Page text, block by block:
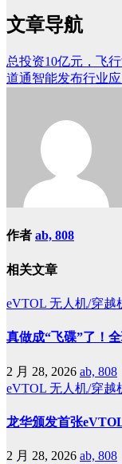
文章导航
总投资10亿元，飞
道通智能发布行业
作者 ab, 808
相关文章
eVTOL 无人机/穿越
真做成“飞碟”了！
2 月 28, 2026 ab, 808
eVTOL 无人机/穿越
龙华颁发首张
2 月 28, 2026 ab, 808